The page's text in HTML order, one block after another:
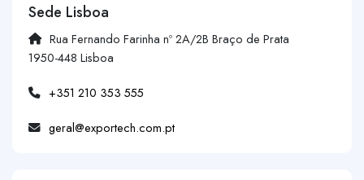
Sede Lisboa
Rua Fernando Farinha nº 2A/2B Braço de Prata
1950-448 Lisboa
+351 210 353 555
geral@exportech.com.pt